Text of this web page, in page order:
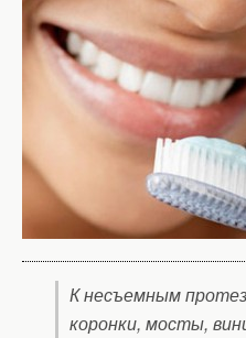
К несъемным
коронки, мосты,